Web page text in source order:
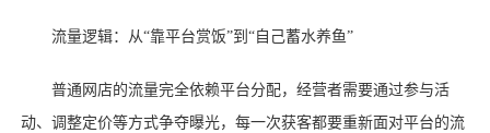
流量逻辑：从“靠平台赏饭”到“自己蓄水养鱼”
普通网店的流量完全依赖平台分配，经营者需要通过参与活
动、调整定价等方式争夺曝光，每一次获客都要重新面对平台的流